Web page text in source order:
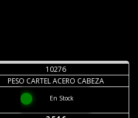
10276
PESO CARTEL ACERO CABEZA
En Stock